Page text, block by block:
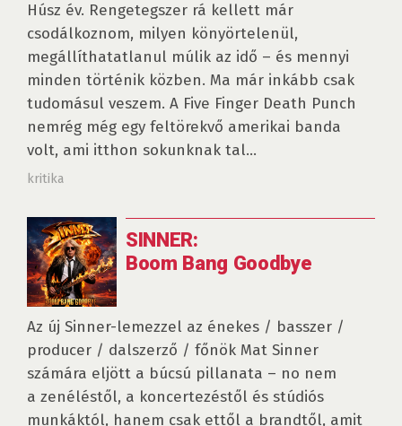
Húsz év. Rengetegszer rá kellett már
csodálkoznom, milyen könyörtelenül,
megállíthatatlanul múlik az idő – és mennyi
minden történik közben. Ma már inkább csak
tudomásul veszem. A Five Finger Death Punch
nemrég még egy feltörekvő amerikai banda
volt, ami itthon sokunknak tal...
kritika
SINNER:
Boom Bang Goodbye
Az új Sinner-lemezzel az énekes / basszer /
producer / dalszerző / főnök Mat Sinner
számára eljött a búcsú pillanata – no nem
a zenéléstől, a koncertezéstől és stúdiós
munkáktól, hanem csak ettől a brandtől, amit